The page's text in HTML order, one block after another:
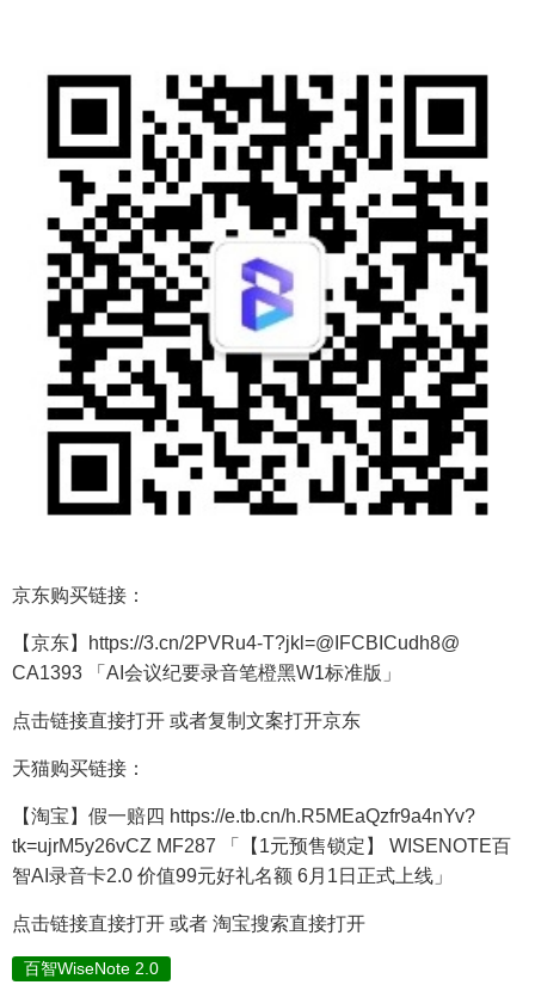
京东购买链接：
【京东】https://3.cn/2PVRu4-T?jkl=@IFCBICudh8@
CA1393 「AI会议纪要录音笔橙黑W1标准版」
点击链接直接打开 或者复制文案打开京东
天猫购买链接：
【淘宝】假一赔四 https://e.tb.cn/h.R5MEaQzfr9a4nYv?
tk=ujrM5y26vCZ MF287 「【1元预售锁定】 WISENOTE百
智AI录音卡2.0 价值99元好礼名额 6月1日正式上线」
点击链接直接打开 或者 淘宝搜索直接打开
百智WiseNote 2.0